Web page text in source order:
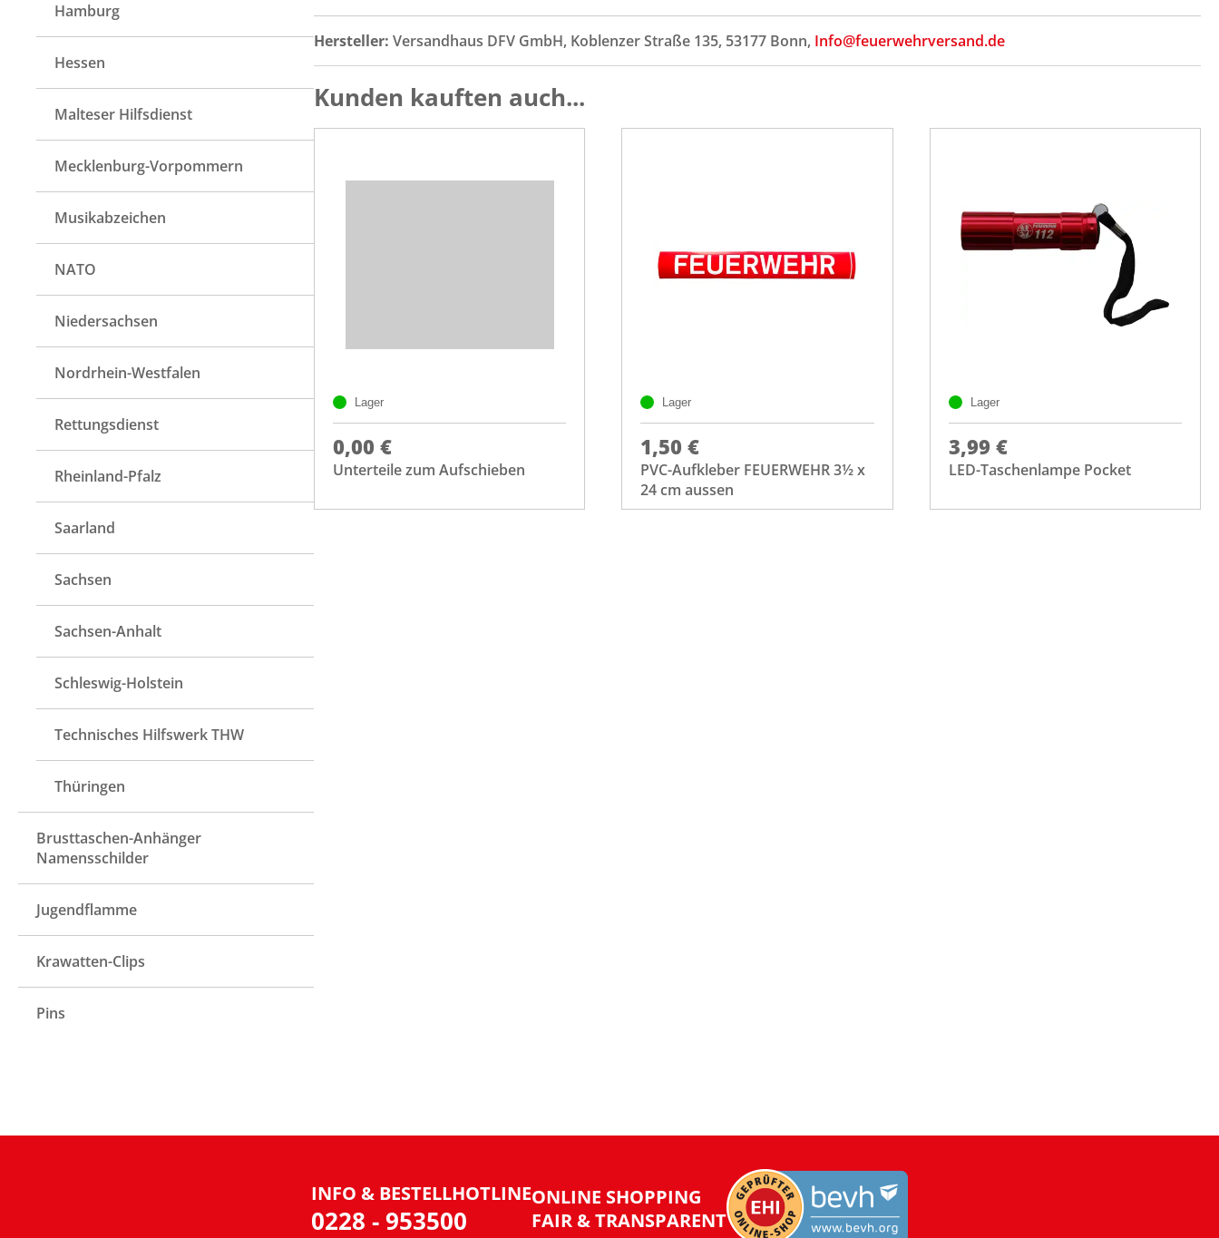
Hamburg
Hessen
Malteser Hilfsdienst
Mecklenburg-Vorpommern
Musikabzeichen
NATO
Niedersachsen
Nordrhein-Westfalen
Rettungsdienst
Rheinland-Pfalz
Saarland
Sachsen
Sachsen-Anhalt
Schleswig-Holstein
Technisches Hilfswerk THW
Thüringen
Brusttaschen-Anhänger
Namensschilder
Jugendflamme
Krawatten-Clips
Pins
Hersteller: Versandhaus DFV GmbH, Koblenzer Straße 135, 53177 Bonn, Info@feuerwehrversand.de
Kunden kauften auch...
Lager
0,00 €
Unterteile zum Aufschieben
Lager
1,50 €
PVC-Aufkleber FEUERWEHR 3½ x
24 cm aussen
Lager
3,99 €
LED-Taschenlampe Pocket
INFO & BESTELLHOTLINE
0228 - 953500
ONLINE SHOPPING
FAIR & TRANSPARENT